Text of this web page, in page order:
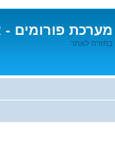
מערכת פורומים
בחזרה לאתר